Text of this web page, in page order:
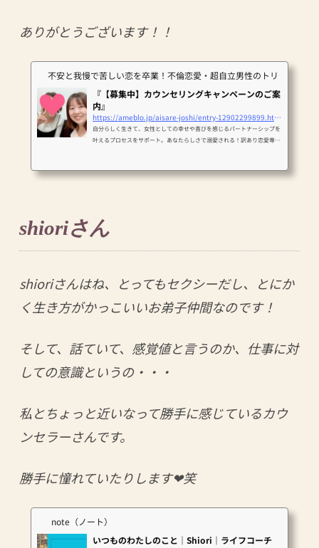
ありがとうございます！！
不安と我慢で苦しい恋を卒業！不倫恋愛・超自立男性のトリセツで彼
『【募集中】カウンセリングキャンペーンのご案
内』
https://ameblo.jp/aisare-joshi/entry-12902299899.html
自分らしく生きて、女性としての幸せや喜びを感じるパートナーシップを
叶えるプロセスをサポート。あなたらしさで溺愛される！訳あり恋愛専門
shioriさん
shioriさんはね、とってもセクシーだし、とにか
く生き方がかっこいいお弟子仲間なのです！
そして、話ていて、感覚値と言うのか、仕事に対
しての意識というの・・・
私とちょっと近いなって勝手に感じているカウ
ンセラーさんです。
勝手に憧れていたりします❤︎笑
note（ノート）
いつものわたしのこと｜Shiori｜ライフコーチ